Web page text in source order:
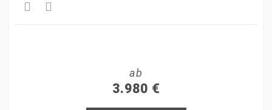
ab
3.980 €